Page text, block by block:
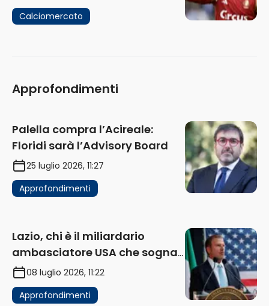
Calciomercato
Approfondimenti
Palella compra l’Acireale:
Floridi sarà l’Advisory Board
25 luglio 2026, 11:27
Approfondimenti
Lazio, chi è il miliardario
ambasciatore USA che sogna
di acquistare un club in Italia
08 luglio 2026, 11:22
Approfondimenti